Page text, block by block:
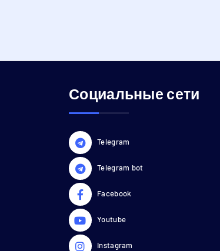
Социальные сети
Telegram
Telegram bot
Facebook
Youtube
Instagram